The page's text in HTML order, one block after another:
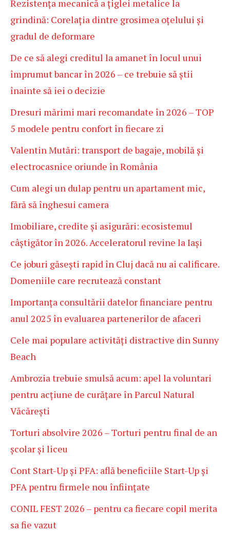
Rezistența mecanică a țiglei metalice la
grindină: Corelația dintre grosimea oțelului și
gradul de deformare
De ce să alegi creditul la amanet în locul unui
împrumut bancar în 2026 – ce trebuie să știi
înainte să iei o decizie
Dresuri mărimi mari recomandate în 2026 – TOP
5 modele pentru confort în fiecare zi
Valentin Mutări: transport de bagaje, mobilă și
electrocasnice oriunde în România
Cum alegi un dulap pentru un apartament mic,
fără să înghesui camera
Imobiliare, credite și asigurări: ecosistemul
câștigător în 2026. Acceleratorul revine la Iași
Ce joburi găsești rapid în Cluj dacă nu ai calificare.
Domeniile care recrutează constant
Importanța consultării datelor financiare pentru
anul 2025 în evaluarea partenerilor de afaceri
Cele mai populare activități distractive din Sunny
Beach
Ambrozia trebuie smulsă acum: apel la voluntari
pentru acțiune de curățare în Parcul Natural
Văcărești
Torturi absolvire 2026 – Torturi pentru final de an
școlar și liceu
Cont Start-Up și PFA: află beneficiile Start-Up și
PFA pentru firmele nou înființate
CONIL FEST 2026 – pentru ca fiecare copil merita
sa fie vazut